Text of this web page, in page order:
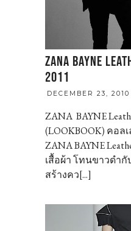
ZANA BAYNE
2011
DECEMBER 23, 2010
ZANA BAYNE
(LOOKBOOK) คอ
ZANA BAYNE
เสื้อผ้า โทนขาวดำ
สร้างคว[...]